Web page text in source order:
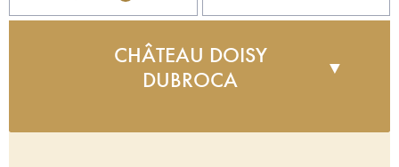
CHÂTEAU DOISY
DUBROCA
▼